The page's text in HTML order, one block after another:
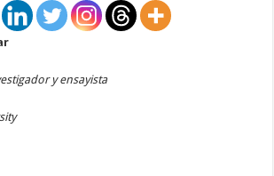
poetas
que
siempre
y ensayista